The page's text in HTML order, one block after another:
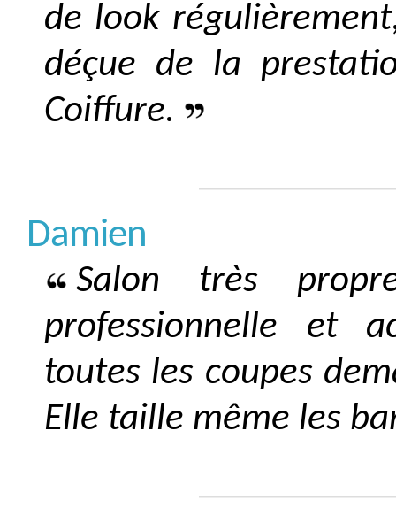
de look
déçue de la
Coiffure.
Damien
Salon très
professionnelle et
toutes les coupes
Elle taille même les